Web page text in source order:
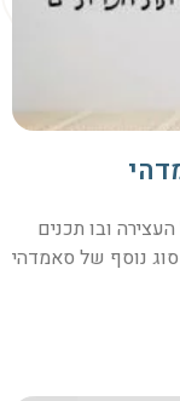
ובו תכנים
(סוטרה 1.18) האחר- סוג נוסף של סאמדהי